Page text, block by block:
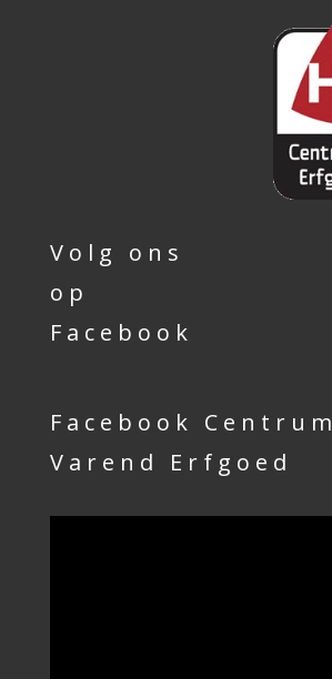
Volg ons
op
Facebook
Facebook Centrum
Varend Erfgoed